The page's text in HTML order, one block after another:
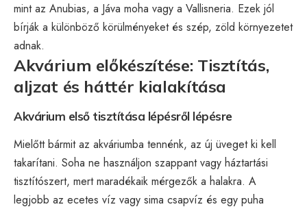
mint az Anubias, a Jáva moha vagy a Vallisneria. Ezek jól
bírják a különböző körülményeket és szép, zöld környezetet
adnak.
Akvárium előkészítése: Tisztítás,
aljzat és háttér kialakítása
Akvárium első tisztítása lépésről lépésre
Mielőtt bármit az akváriumba tennénk, az új üveget ki kell
takarítani. Soha ne használjon szappant vagy háztartási
tisztítószert, mert maradékaik mérgezők a halakra. A
legjobb az ecetes víz vagy sima csapvíz és egy puha